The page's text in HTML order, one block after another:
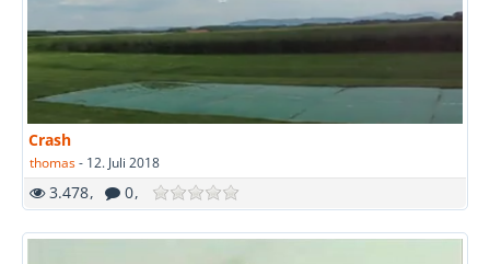
Crash
thomas- 12. Juli 2018
3.478 0